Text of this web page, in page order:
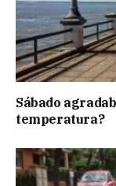
Sábado
temperatura?